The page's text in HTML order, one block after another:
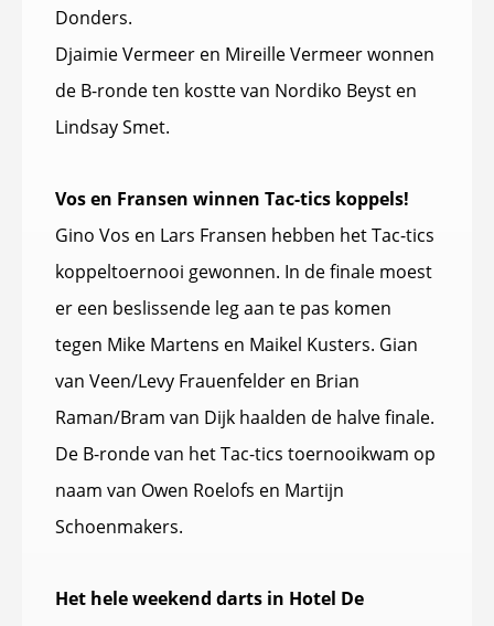
Donders.
Djaimie Vermeer en Mireille Vermeer wonnen
de B-ronde ten kostte van Nordiko Beyst en
Lindsay Smet.
Vos en Fransen winnen Tac-tics koppels!
Gino Vos en Lars Fransen hebben het Tac-tics
koppeltoernooi gewonnen. In de finale moest
er een beslissende leg aan te pas komen
tegen Mike Martens en Maikel Kusters. Gian
van Veen/Levy Frauenfelder en Brian
Raman/Bram van Dijk haalden de halve finale.
De B-ronde van het Tac-tics toernooikwam op
naam van Owen Roelofs en Martijn
Schoenmakers.
Het hele weekend darts in Hotel De